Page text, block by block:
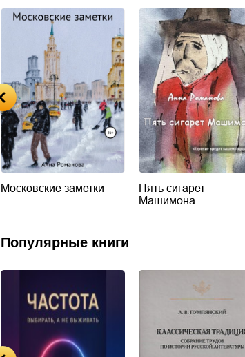
Московские заметки
Пять сигарет
Машимона
Популярные книги